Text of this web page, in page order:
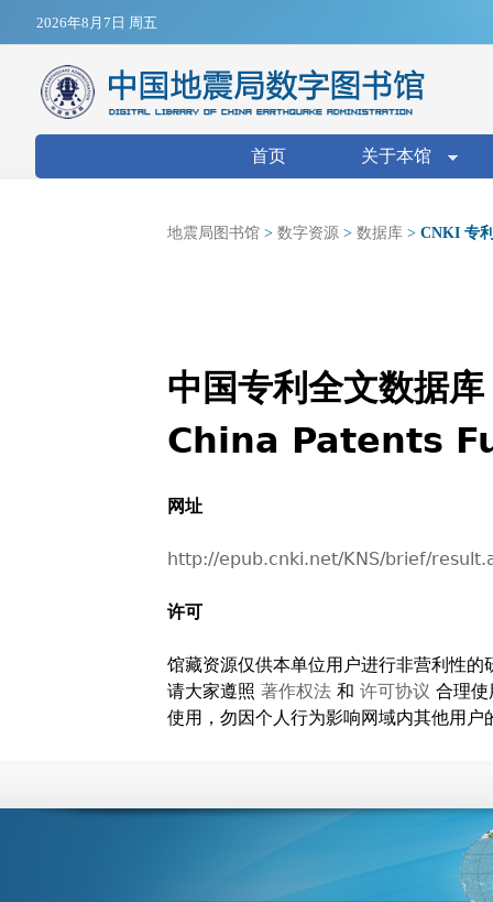
2026年8月7日 周五
搜索表单
首页 关于本馆
地震局图书馆 > 数字资源 > 数据库 > CNKI 专
中国专利全文数据库
China Patents
网址
http://epub.cnki.net/KNS/brief/
许可
馆藏资源仅供本单位用户进行非营利性的
请大家遵照 著作权法 和 许可协议 合理使
使用，勿因个人行为影响网域内其他用户